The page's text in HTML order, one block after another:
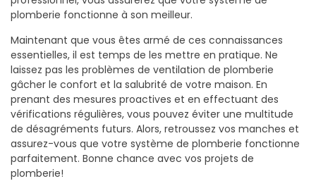
plomberie fonctionne à son meilleur.
Maintenant que vous êtes armé de ces connaissances
essentielles, il est temps de les mettre en pratique. Ne
laissez pas les problèmes de ventilation de plomberie
gâcher le confort et la salubrité de votre maison. En
prenant des mesures proactives et en effectuant des
vérifications régulières, vous pouvez éviter une multitude
de désagréments futurs. Alors, retroussez vos manches et
assurez-vous que votre système de plomberie fonctionne
parfaitement. Bonne chance avec vos projets de
plomberie!